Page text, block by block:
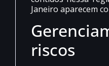
Janeiro aparecem
riscos